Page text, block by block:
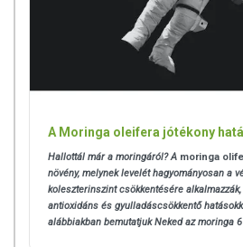
A Moringa oleifera jótékony
Hallottál már a moringáról? A moringa
növény, melynek levelét hagyományosan a
koleszterinszint csökkentésére
antioxidáns és gyulladáscsökkentő
alábbiakban bemutatjuk Neked az moringa